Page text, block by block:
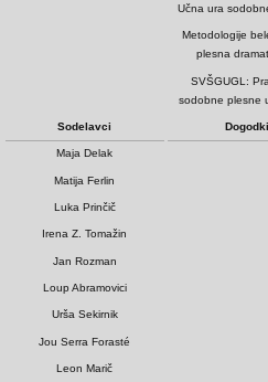
Učna ura
Metodologije
plesna
SVŠGUGL:
sodobne plesne
Sodelavci
Maja Delak
Matija Ferlin
Luka Prinčič
Irena Z. Tomažin
Jan Rozman
Loup Abramovici
Urša Sekirnik
Jou Serra Forasté
Leon Marič
Dogodki